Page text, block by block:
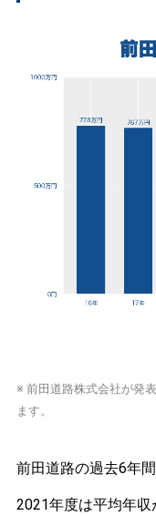
※ 前田道路株式会社が発
ます。
前田道路の過去6年
2021年度は平均年収